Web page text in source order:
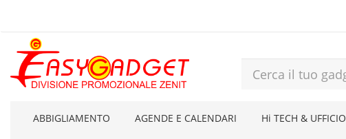
ABBIGLIAMENTO AGENDE E CALENDARI Hi TECH & UFFICIO